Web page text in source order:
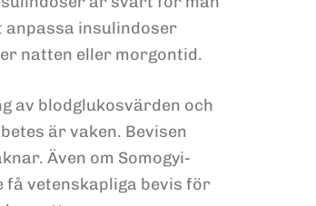
anpassa insulindoser
natten eller morgontid.
av blodglukosvärden och
är vaken. Bevisen
Även om Somogyi-
vetenskapliga bevis för